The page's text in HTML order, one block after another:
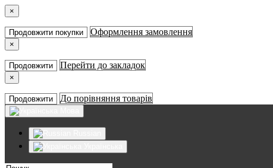
×
Продовжити покупки Оформлення замовлення
×
Продовжити Перейти до закладок
×
Продовжити До порівняння товарів